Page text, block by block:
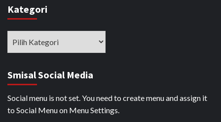
Kategori
Smisal Social Media
Social menu is not set. You need to create menu and assign it
to Social Menu on Menu Settings.